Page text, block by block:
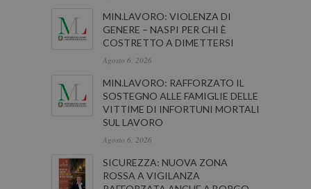
MIN.LAVORO: VIOLENZA DI
GENERE – NASPI PER CHI È
COSTRETTO A DIMETTERSI
Agosto 6, 2026
MIN.LAVORO: RAFFORZATO IL
SOSTEGNO ALLE FAMIGLIE DELLE
VITTIME DI INFORTUNI MORTALI
SUL LAVORO
Agosto 6, 2026
SICUREZZA: NUOVA ZONA
ROSSA A VIGILANZA